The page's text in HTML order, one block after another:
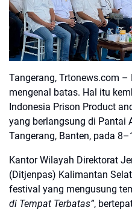
Tangerang, Trtonews.com –
mengenal batas. Hal itu
Indonesia Prison Product
yang berlangsung di Pantai
Tangerang, Banten, pada
Kantor Wilayah Direktorat
(Ditjenpas) Kalimantan
festival yang mengusung
di Tempat Terbatas”,